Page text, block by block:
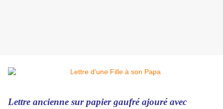
Lettre ancienne sur papier gaufré ajouré avec